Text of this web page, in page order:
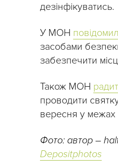
дезінфікуватись.
У МОН
засобами
забезпечити
Також МОН
проводити
вересня у межах
Фото: автор –
Depositphotos